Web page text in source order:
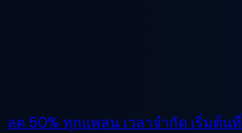
ลด 50% ทุกแพลน เวลาจำกัด เริ่มต้นที่